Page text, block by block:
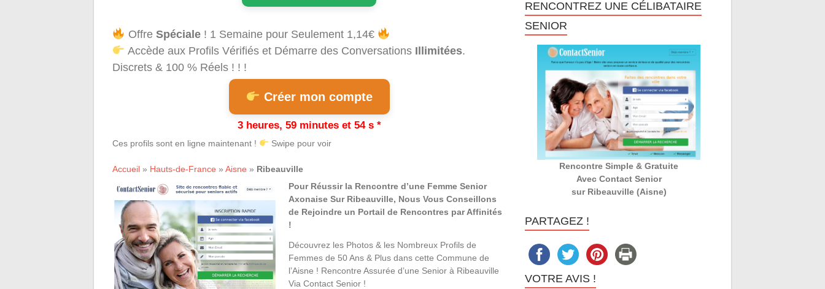
Offre Spéciale! 1 Semaine pour Seulement 1,14€
Accède aux Profils Vérifiés et Démarre des Conversations Illimitées.
Discrets & 100 % Réels ! ! !
Créer mon compte
3 heures, 59 minutes et 53 s *
Ces profils sont en ligne maintenant ! Swipe pour voir
Accueil » Hauts-de-France » Aisne » Ribeauville
Pour Réussir la Rencontre d’une Femme Senior
Axonaise Sur Ribeauville, Nous Vous Conseillons
de Rejoindre un Portail de Rencontres par Affinités
!
Découvrez les Photos & les Nombreux Profils de
Femmes de 50 Ans & Plus dans cette Commune de
l’Aisne ! Rencontre Assurée d’une Senior à Ribeauville
Via Contact Senior !
RENCONTREZ UNE CÉLIBATAIRE
SENIOR
Rencontre Simple & Gratuite
Avec Contact Senior
sur Ribeauville (Aisne)
PARTAGEZ !
VOTRE AVIS !